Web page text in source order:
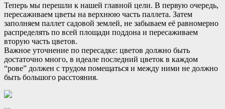
Теперь мы перешли к нашей главной цели. В первую очередь,
пересаживаем цветы на верхнюю часть паллета. Затем
заполняем паллет садовой землей, не забываем её равномерно
распределять по всей площади поддона и пересаживаем
вторую часть цветов.
Важное уточнение по пересадке: цветов должно быть
достаточно много, в идеале последний цветок в каждом
“рове” должен с трудом помещаться и между ними не должно
быть большого расстояния.